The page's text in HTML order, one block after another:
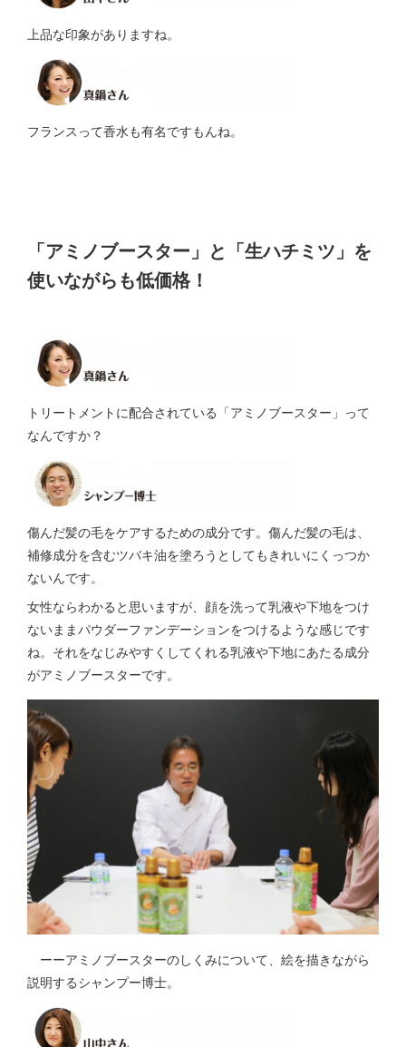
上品な印象がありますね。
フランスって香水も有名ですもんね。
「アミノブースター」と「生ハチミツ」を
使いながらも低価格！
トリートメントに配合されている「アミノブースター」って
なんですか？
傷んだ髪の毛をケアするための成分です。傷んだ髪の毛は、
補修成分を含むツバキ油を塗ろうとしてもきれいにくっつか
ないんです。
女性ならわかると思いますが、顔を洗って乳液や下地をつけ
ないままパウダーファンデーションをつけるような感じです
ね。それをなじみやすくしてくれる乳液や下地にあたる成分
がアミノブースターです。
ーーアミノブースターのしくみについて、絵を描きながら
説明するシャンプー博士。